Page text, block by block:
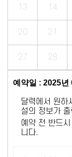
13 14
20 21
27 28
예약일 : 2025년
달력에서 원하
설의 정보가
예약 전 반드
니다.